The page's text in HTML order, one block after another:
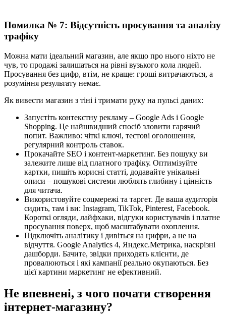
Помилка № 7: Відсутність просування та аналізу
трафіку
Можна мати ідеальний магазин, але якщо про нього ніхто не
чув, то продажі залишаться на рівні вузького кола людей.
Просування без цифр, втім, не краще: гроші витрачаються, а
розуміння результату немає.
Як вивести магазин з тіні і тримати руку на пульсі даних:
Запустіть контекстну рекламу – Google Ads і Google
Shopping. Це найшвидший спосіб зловити гарячий
попит. Важливо: чіткі ключі, тестові оголошення,
регулярний контроль ставок.
Прокачайте SEO і контент-маркетинг. Без пошуку ви
залежите лише від платного трафіку. Оптимізуйте
картки, пишіть корисні статті, додавайте унікальні
описи – пошукові системи люблять глибину і цінність
для читача.
Використовуйте соцмережі та таргет. Де ваша аудиторія
сидить, там і ви: Instagram, TikTok, Pinterest, Facebook.
Короткі огляди, лайфхаки, відгуки користувачів і платне
просування поверх, щоб масштабувати охоплення.
Підключіть аналітику і дивіться на цифри, а не на
відчуття. Google Analytics 4, Яндекс.Метрика, наскрізні
дашборди. Бачите, звідки приходять клієнти, де
провалюються і які кампанії реально окупаються. Без
цієї картини маркетинг не ефективний.
Не впевнені, з чого почати створення
інтернет-магазину?